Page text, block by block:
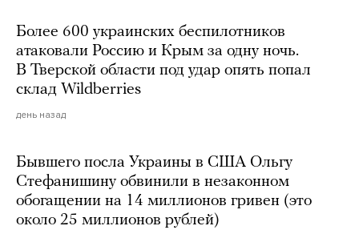
Более 600 украинских беспилотников
атаковали Россию и Крым за одну ночь.
В Тверской области под удар опять попал
склад Wildberries
день назад
Бывшего посла Украины в США Ольгу
Стефанишину обвинили в незаконном
обогащении на 14 миллионов гривен (это
около 25 миллионов рублей)